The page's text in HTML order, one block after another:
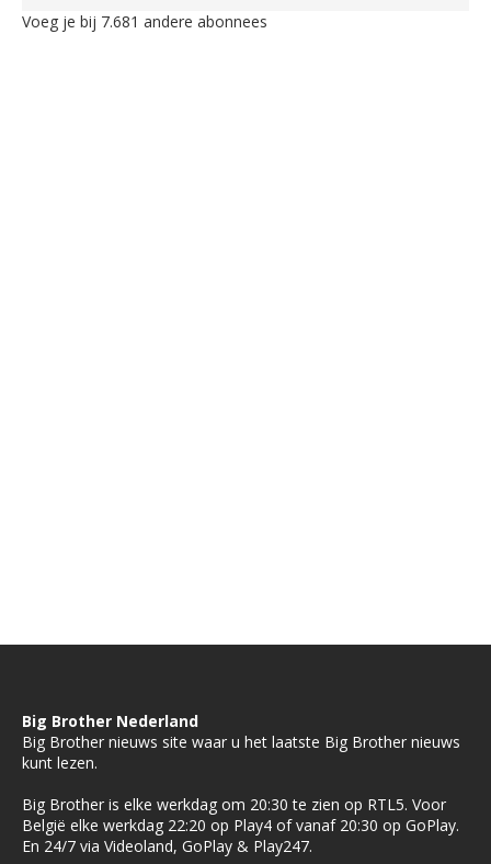
Voeg je bij 7.681 andere abonnees
Big Brother Nederland
Big Brother nieuws site waar u het laatste Big Brother nieuws
kunt lezen.
Big Brother is elke werkdag om 20:30 te zien op RTL5. Voor
België elke werkdag 22:20 op Play4 of vanaf 20:30 op GoPlay.
En 24/7 via Videoland, GoPlay & Play247.